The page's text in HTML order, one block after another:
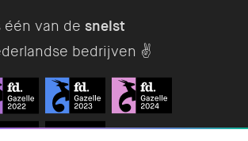
één van de snelst
bedrijven ✌️